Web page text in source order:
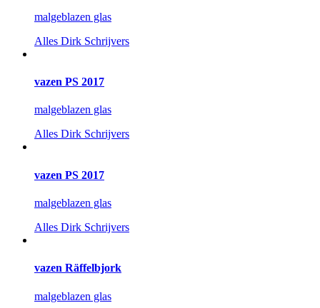
malgeblazen glas
Alles Dirk Schrijvers
vazen PS 2017
malgeblazen glas
Alles Dirk Schrijvers
vazen PS 2017
malgeblazen glas
Alles Dirk Schrijvers
vazen Räffelbjork
malgeblazen glas